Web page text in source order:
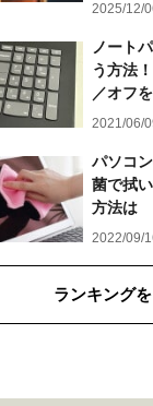
2025/12/
ノート
う方法
／オフ
2021/06/
パソコ
菌で拭
方法は
2022/09/
ランキング